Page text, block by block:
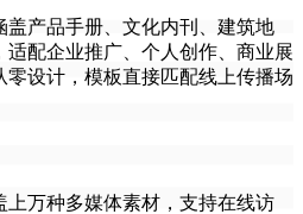
产品手册、文化内刊、建筑地
配企业推广、个人创作、商业展
设计，模板直接匹配线上传播场
上万种多媒体素材，支持在线访